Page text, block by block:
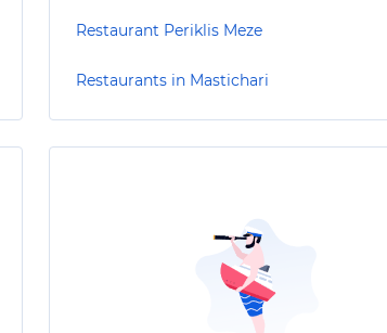
Restaurant Periklis Meze
Restaurants in Mastichari